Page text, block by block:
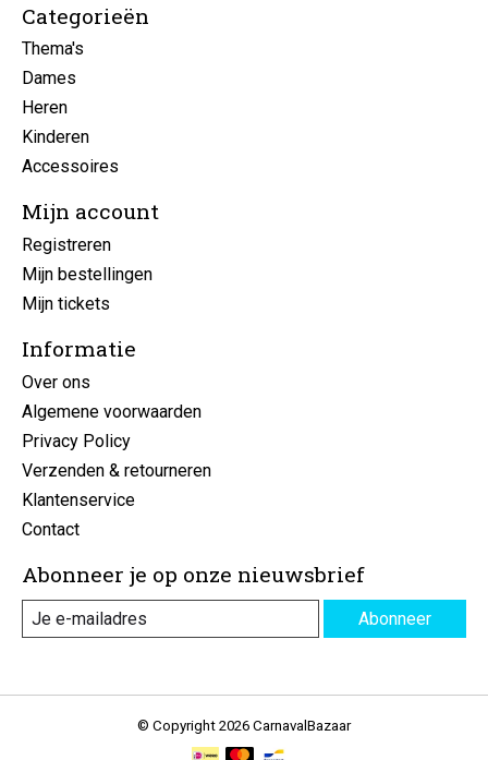
Categorieën
Thema's
Dames
Heren
Kinderen
Accessoires
Mijn account
Registreren
Mijn bestellingen
Mijn tickets
Informatie
Over ons
Algemene voorwaarden
Privacy Policy
Verzenden & retourneren
Klantenservice
Contact
Abonneer je op onze nieuwsbrief
Abonneer
© Copyright 2026 CarnavalBazaar